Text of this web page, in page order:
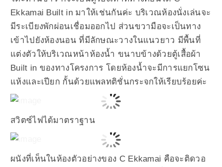
Ekkamai Built in มาให้เช่นกันค่ะ บริเวณห้องนั่งเล่นจะ
มีระเบียงพักผ่อนเชื่อมออกไป ส่วนขวามือจะเป็นทาง
เข้าไปยังห้องนอน ที่มีลักษณะวางในแนวยาว มีพื้นที่
แต่งตัวให้บริเวณหน้าห้องน้ำ ขนาบข้างด้วยตู้เสื้อผ้า
Built in ของทางโครงการ โดยห้องน้ำจะมีการแยกโซน
แห้งและเปียก กั้นด้วยแพลทติชั่นกระจกให้เรียบร้อยค่ะ
สวิตซ์ไฟได้มาตราฐาน
ผนังที่เห็นในห้องตัวอย่างของ C Ekkamai คือจะติดวอ